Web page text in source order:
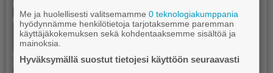
Me ja huolellisesti valitsemamme0 teknologiakumppania
hyödynnämme henkilötietoja tarjotaksemme paremman
käyttäjäkokemuksen sekä kohdentaaksemme sisältöä ja
mainoksia.
Hyväksymällä suostut tietojesi käyttöön seuraavasti